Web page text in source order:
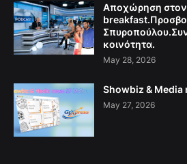
Αποχώρηση στον
κοινότητα.
May 28, 2026
Showbiz & Media
May 27, 2026